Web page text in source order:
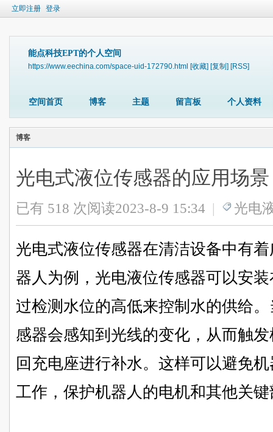
立即注册 登录
能点科技EPT的个人空间
https://www.eechina.com/space-uid-172790.html [收藏] [复制] [RSS]
空间首页 博客 主题 留言板 个人资料
博客
光电式液位传感器的应用场景
已有 518 次阅读2023-8-9 15:34 | 光电
光电式液位传感器在清洁设备中有
器人为例，光电液位传感器可以安
过检测水位的高低来控制水的供给
感器会感知到光线的变化，从而触
回充电座进行补水。这样可以避免
工作，保护机器人的电机和其他关